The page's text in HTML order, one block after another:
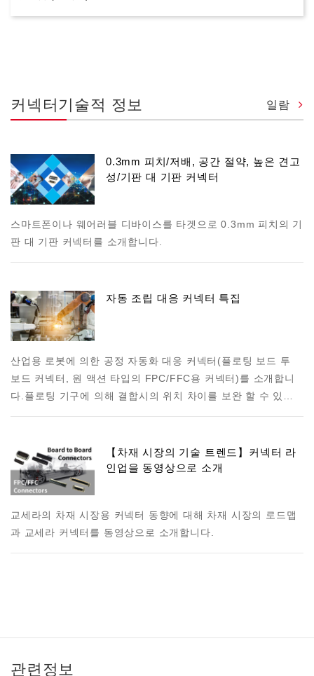
커넥터기술적 정보 일람
0.3mm 피치/저배, 공간 절약, 높은 견고
성/기판 대 기판 커넥터
스마트폰이나 웨어러블 디바이스를 타겟으로 0.3mm 피치의 기
판 대 기판 커넥터를 소개합니다.
자동 조립 대응 커넥터 특집
산업용 로봇에 의한 공정 자동화 대응 커넥터(플로팅 보드 투
보드 커넥터, 원 액션 타입의 FPC/FFC용 커넥터)를 소개합니
다. 플로팅 기구에 의해 결합시의 위치 차이를 보완 할 수 있…
【차재 시장의 기술 트렌드】커넥터 라
인업을 동영상으로 소개
교세라의 차재 시장용 커넥터 동향에 대해 차재 시장의 로드맵
과 교세라 커넥터를 동영상으로 소개합니다.
관련정보